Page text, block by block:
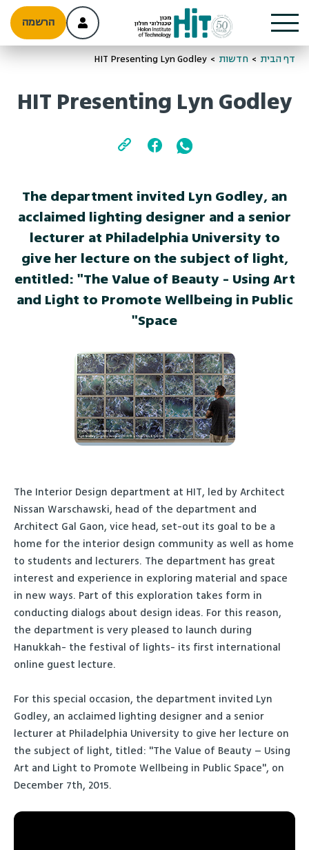
הרשמה
דף הבית > חדשות >
HIT Presenting Lyn Godley
HIT Presenting Lyn Godley
The department invited Lyn Godley, an
acclaimed lighting designer and a senior
lecturer at Philadelphia University to
give her lecture on the subject of light,
entitled: "The Value of Beauty - Using Art
and Light to Promote Wellbeing in Public
Space"
The Interior Design department at HIT, led by Architect
Nissan Warschawski, head of the department and
Architect Gal Gaon, vice head, set-out its goal to be a
home for the interior design community as well as home
to students and lecturers. The department has great
interest and experience in exploring material and space
in new ways. Part of this exploration takes form in
conducting dialogs about design ideas. For this reason,
the department is very pleased to launch during
Hanukkah- the festival of lights- its first international
online guest lecture.
For this special occasion, the department invited Lyn
Godley, an acclaimed lighting designer and a senior
lecturer at Philadelphia University to give her lecture on
the subject of light, titled: "The Value of Beauty – Using
Art and Light to Promote Wellbeing in Public Space", on
December 7th, 2015.